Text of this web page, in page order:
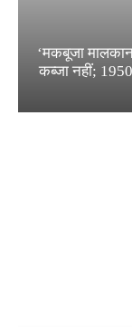
‘मकबूजा
कब्जा नहीं;